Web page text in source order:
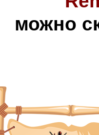
можно